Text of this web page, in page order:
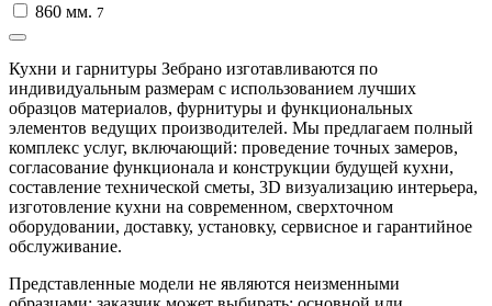
860 мм. 7
Кухни и гарнитуры Зебрано изготавливаются по
индивидуальным размерам с использованием лучших
образцов материалов, фурнитуры и функциональных
элементов ведущих производителей. Мы предлагаем полный
комплекс услуг, включающий: проведение точных замеров,
согласование функционала и конструкции будущей кухни,
составление технической сметы, 3D визуализацию интерьера,
изготовление кухни на современном, сверхточном
оборудовании, доставку, установку, сервисное и гарантийное
обслуживание.
Представленные модели не являются неизменными